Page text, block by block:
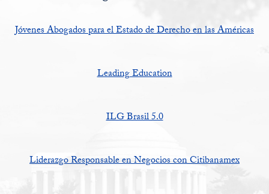
Jóvenes Abogados para el Estado de Derecho en las Américas
Leading Education
ILG Brasil 5.0
Liderazgo Responsable en Negocios con Citibanamex